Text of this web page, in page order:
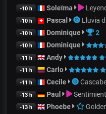
-10 h Soleïma
-10 h Pascal Lluvia
-10 h Dominique 2
-10 h Dominique
-11 h Andy
-11 h Carlo
-11 h Cecile
-13 h Paul
-13 h Phoebe